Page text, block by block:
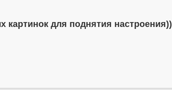
картинок для поднятия настроения))